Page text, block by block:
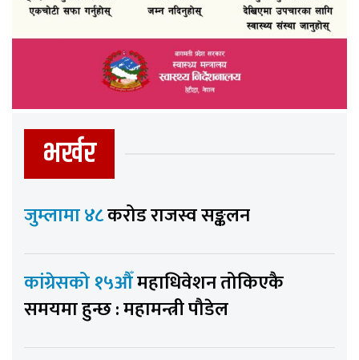
भर्खर
जुम्लामा ४८करोड राजस्व सङ्कलन
कांग्रेसको १५औँमहाधिवेशन तोकिएकै
समयमा हुन्छ : महामन्त्री पौडेल